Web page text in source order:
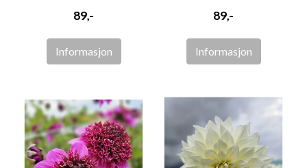
89,-
Informasjon
89,-
Informasjon